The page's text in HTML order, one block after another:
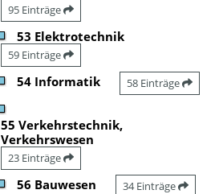
95 Einträge
53 Elektrotechnik
59 Einträge
54 Informatik 58 Einträge
55 Verkehrstechnik,
Verkehrswesen
23 Einträge
56 Bauwesen 34 Einträge